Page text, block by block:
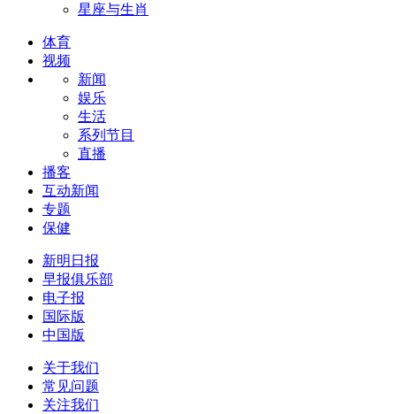
星座与生肖
体育
视频
新闻
娱乐
生活
系列节目
直播
播客
互动新闻
专题
保健
新明日报
早报俱乐部
电子报
国际版
中国版
关于我们
常见问题
关注我们